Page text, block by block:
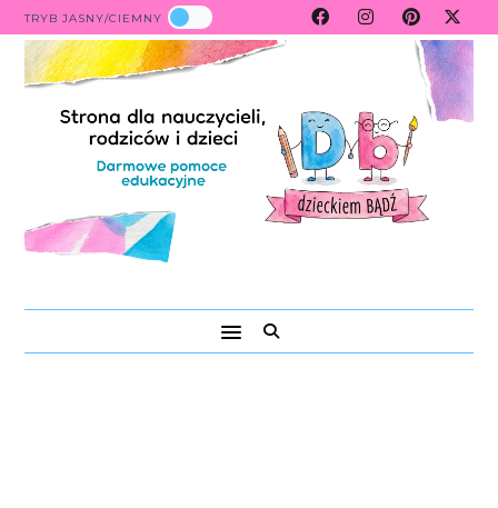
TRYB JASNY/CIEMNY